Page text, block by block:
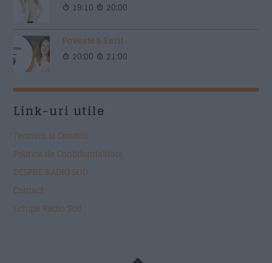
19:10 20:00
Povestea Serii
20:00 21:00
Link-uri utile
Termeni si Conditii
Politica de Confidentialitate
DESPRE RADIO SUD
Contact
Echipa Radio Sud